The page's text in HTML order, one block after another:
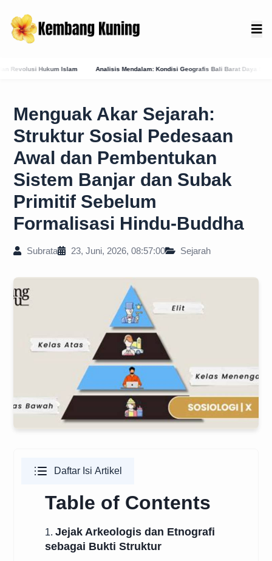
Analisis Mendalam: Kondisi Geografis Bali Barat Daya Sebagai Faktor Utama
Menguak Akar Sejarah:
Struktur Sosial Pedesaan
Awal dan Pembentukan
Sistem Banjar dan Subak
Primitif Sebelum
Formalisasi Hindu-Buddha
Subrata 23, Juni, 2026, 08:57:00 Sejarah
Daftar Isi Artikel
Table of Contents
1. Jejak Arkeologis dan Etnografi
sebagai Bukti Struktur